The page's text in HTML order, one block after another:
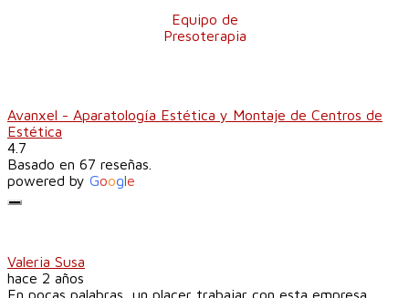
Equipo de
Presoterapia
Avanxel - Aparatología Estética y Montaje de Centros de
Estética
4.7
Basado en 67 reseñas.
powered by Google
Valeria Susa
hace 2 años
En pocas palabras, un placer trabajar con esta empresa.